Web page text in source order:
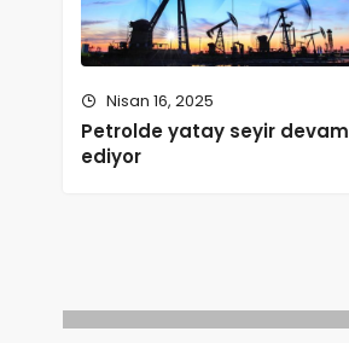
Nisan 16, 2025
Petrolde yatay seyir devam
ediyor